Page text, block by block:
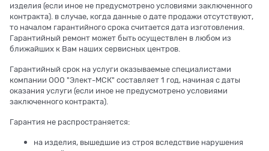
изделия (если иное не предусмотрено условиями заключенного
контракта). в случае, когда данные о дате продажи отсутствуют,
то началом гарантийного срока считается дата изготовления.
Гарантийный ремонт может быть осуществлен в любом из
ближайших к Вам наших сервисных центров.
Гарантийный срок на услуги оказываемые специалистами
компании ООО "Элект-МСК" составляет 1 год, начиная с даты
оказания услуги (если иное не предусмотрено условиями
заключенного контракта).
Гарантия не распространяется:
на изделия, вышедшие из строя вследствие нарушения